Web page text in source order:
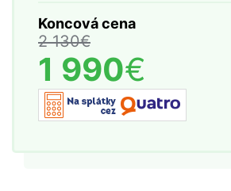
Koncová cena
2 130€
1 990€